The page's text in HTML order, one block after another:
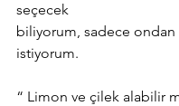
seçecek
biliyorum, sadece ondan
istiyorum.
“ Limon ve çilek alabilir